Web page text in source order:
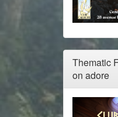
Thematic
on adore